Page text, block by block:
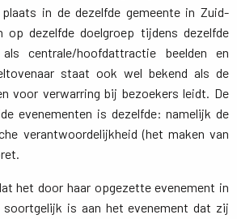
in de dezelfde gemeente in Zuid-
op dezelfde doelgroep tijdens dezelfde
centrale/hoofdattractie beelden en
staat ook wel bekend als de
voor verwarring bij bezoekers leidt. De
evenementen is dezelfde: namelijk de
verantwoordelijkheid (het maken van
het door haar opgezette evenement in
soortgelijk is aan het evenement dat zij